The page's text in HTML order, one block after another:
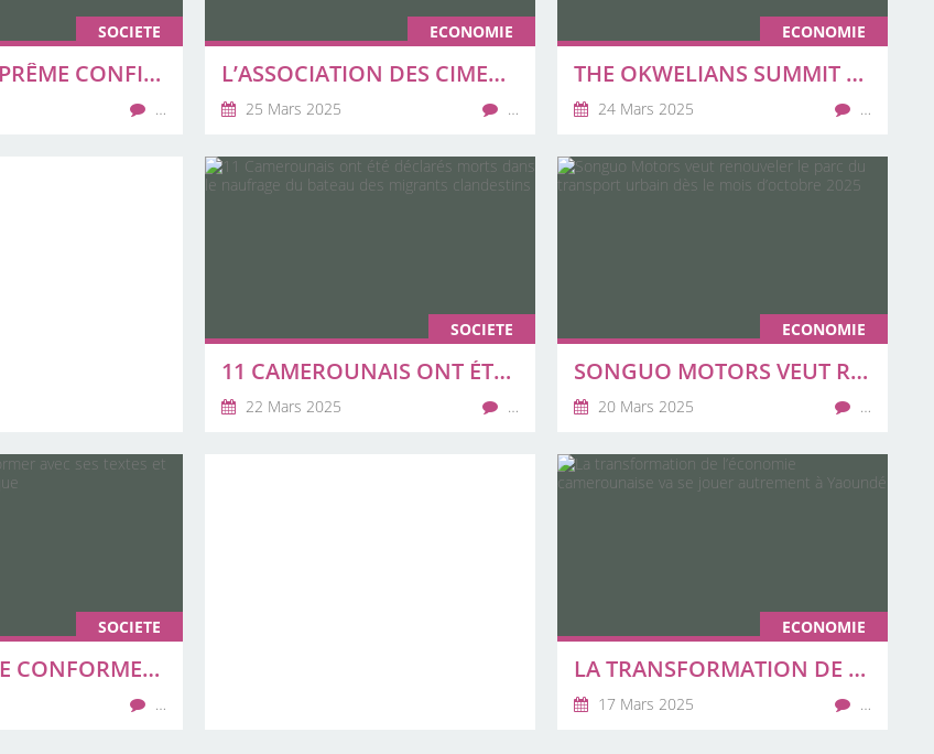
SOCIETE
LA COUR SUPRÊME CONFIRME L’ANNULATION DES LICENCIEMENTS PRONONCÉE DE LA CHAMBRE ADMINISTRATIVE DU LITTORAL
…
ECONOMIE
L’ASSOCIATION DES CIMENTERIES S’OPPOSE À L’IMPLANTATION DES NOUVELLES ENTREPRISES
25 Mars 2025 …
ECONOMIE
THE OKWELIANS SUMMIT APPELLE À UN RENOUVEAU DU PARTENARIAT ENTRE L’ETAT ET LE SECTEUR PRIVÉ
24 Mars 2025 …
SOCIETE
11 CAMEROUNAIS ONT ÉTÉ DÉCLARÉS MORTS DANS LE NAUFRAGE DU BATEAU DES MIGRANTS CLANDESTINS
22 Mars 2025 …
ECONOMIE
SONGUO MOTORS VEUT RENOUVELER LE PARC DU TRANSPORT URBAIN DÈS LE MOIS D’OCTOBRE 2025
20 Mars 2025 …
SOCIETE
LE PARI DE SE CONFORMER AVEC SES TEXTES ET LES LOIS DE LA RÉPUBLIQUE
…
ECONOMIE
LA TRANSFORMATION DE L’ÉCONOMIE CAMEROUNAISE VA SE JOUER AUTREMENT À YAOUNDÉ
17 Mars 2025 …